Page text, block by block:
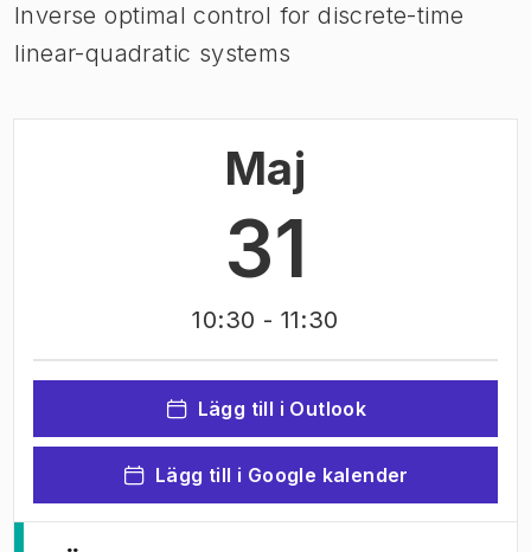
Inverse optimal control for discrete-time
linear-quadratic systems
Maj
31
10:30 - 11:30
Lägg till i Outlook
Lägg till i Google kalender